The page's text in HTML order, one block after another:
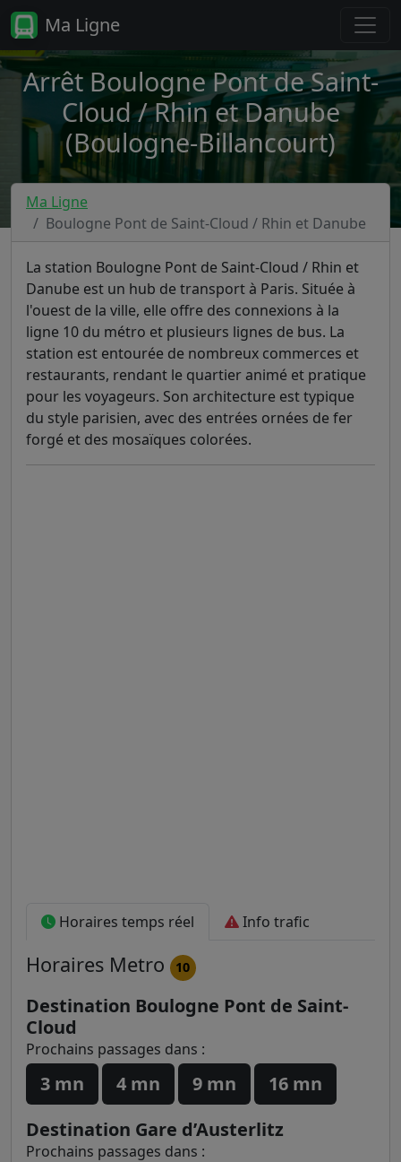
Ma Ligne
Arrêt Boulogne Pont de Saint-
Cloud / Rhin et Danube
(Boulogne-Billancourt)
Ma Ligne
Boulogne Pont de Saint-Cloud / Rhin et Danube
La station Boulogne Pont de Saint-Cloud / Rhin et
Danube est un hub de transport à Paris. Située à
l'ouest de la ville, elle offre des connexions à la
ligne 10 du métro et plusieurs lignes de bus. La
station est entourée de nombreux commerces et
restaurants, rendant le quartier animé et pratique
pour les voyageurs. Son architecture est typique
du style parisien, avec des entrées ornées de fer
forgé et des mosaïques colorées.
Horaires temps réel Info trafic
Horaires Metro 10
Destination Boulogne Pont de Saint-
Cloud
Prochains passages dans :
3 mn 4 mn 9 mn
16 mn
Destination Gare d’Austerlitz
Prochains passages dans :